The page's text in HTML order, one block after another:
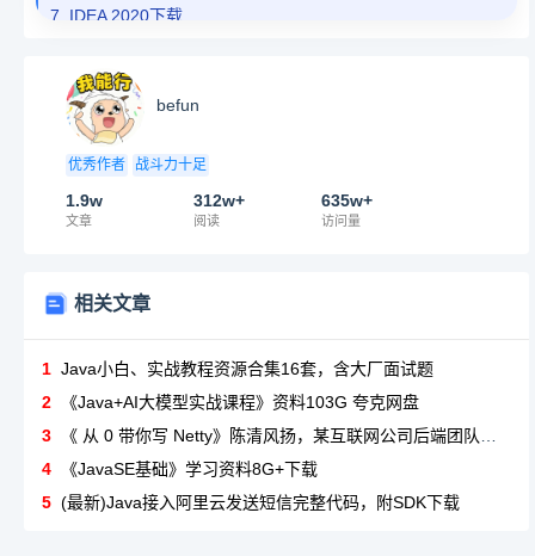
7. IDEA 2020下载
befun
优秀作者 战斗力十足
1.9w
文章
312w+
阅读
635w+
访问量
相关文章
1 Java小白、实战教程资源合集16套，含大厂面试题
2
《Java+AI大模型实战课程》资料103G 夸克网盘
3
《 从 0 带你写 Netty》陈清风扬，某互联网公司后端团队技术负责人出品
4
《JavaSE基础》学习资料8G+下载
5 (最新)Java接入阿里云发送短信完整代码，附SDK下载